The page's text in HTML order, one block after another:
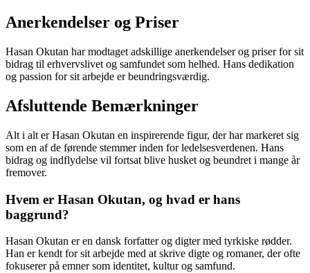
Anerkendelser og Priser
Hasan Okutan har modtaget adskillige anerkendelser og priser for sit
bidrag til erhvervslivet og samfundet som helhed. Hans dedikation
og passion for sit arbejde er beundringsværdig.
Afsluttende Bemærkninger
Alt i alt er Hasan Okutan en inspirerende figur, der har markeret sig
som en af de førende stemmer inden for ledelsesverdenen. Hans
bidrag og indflydelse vil fortsat blive husket og beundret i mange år
fremover.
Hvem er Hasan Okutan, og hvad er hans
baggrund?
Hasan Okutan er en dansk forfatter og digter med tyrkiske rødder.
Han er kendt for sit arbejde med at skrive digte og romaner, der ofte
fokuserer på emner som identitet, kultur og samfund.